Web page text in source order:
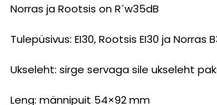
Norras ja Rootsis on R´w35dB
Tulepüsivus: EI30, Rootsis EI30 ja Norras
Ukseleht: sirge servaga sile ukseleht
Leng: männipuit 54×92 mm